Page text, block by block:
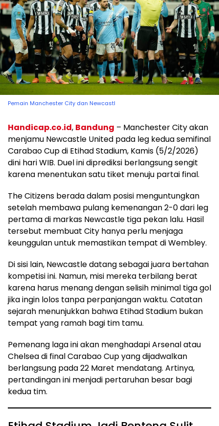
Pemain Manchester City dan Newcastl
Handicap.co.id, Bandung – Manchester City akan
menjamu Newcastle United pada leg kedua semifinal
Carabao Cup di Etihad Stadium, Kamis (5/2/2026)
dini hari WIB. Duel ini diprediksi berlangsung sengit
karena menentukan satu tiket menuju partai final.
The Citizens berada dalam posisi menguntungkan
setelah membawa pulang kemenangan 2-0 dari leg
pertama di markas Newcastle tiga pekan lalu. Hasil
tersebut membuat City hanya perlu menjaga
keunggulan untuk memastikan tempat di Wembley.
Di sisi lain, Newcastle datang sebagai juara bertahan
kompetisi ini. Namun, misi mereka terbilang berat
karena harus menang dengan selisih minimal tiga gol
jika ingin lolos tanpa perpanjangan waktu. Catatan
sejarah menunjukkan bahwa Etihad Stadium bukan
tempat yang ramah bagi tim tamu.
Pemenang laga ini akan menghadapi Arsenal atau
Chelsea di final Carabao Cup yang dijadwalkan
berlangsung pada 22 Maret mendatang. Artinya,
pertandingan ini menjadi pertaruhan besar bagi
kedua tim.